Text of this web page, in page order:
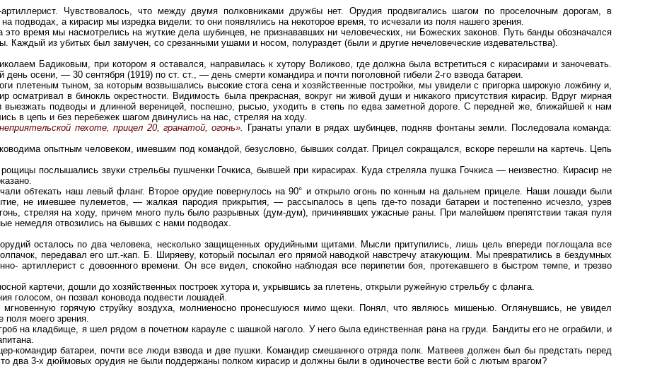
Чувствовалось, что между двумя полковниками дружбы нет. Орудия продвигались шагом по проселочным дорогам, в
подводах, а кирасир мы изредка видели: то они появлялись на некоторое время, то исчезали из поля нашего зрения.
время мы насмотрелись на жуткие дела шубинцев, не признававших ни человеческих, ни Божеских законов. Путь банды обозначался
Каждый из убитых был замучен, со срезанными ушами и носом, полураздет (были и другие нечеловеческие издевательства).
Бадиковым, при котором я оставался, направилась к хутору Воликово, где должна была встретиться с кирасирами и заночевать.
осени, — 30 сентября (1919) по ст. ст., — день смерти командира и почти поголовной гибели 2-го взвода батареи.
плетеным тыном, за которым возвышались высокие стога сена и хозяйственные постройки, мы увидели с пригорка широкую ложбину и,
в бинокль окрестности. Видимость была прекрасная, вокруг ни живой души и никакого присутствия кирасир. Вдруг мирная
выезжать подводы и длинной вереницей, поспешно, рысью, уходить в степь по едва заметной дороге. С передней же, ближайшей к нам
в цепь и без перебежек шагом двинулись на нас, стреляя на ходу.
пехоте, прицел 20, гранатой, огонь».
Гранаты упали в рядах шубинцев, подняв фонтаны земли. Последовала команда:
опытным человеком, имевшим под командой, безусловно, бывших солдат. Прицел сокращался, вскоре перешли на картечь. Цепь
послышались звуки стрельбы пушченки Гочкиса, бывшей при кирасирах. Куда стреляла пушка Гочкиса — неизвестно. Кирасир не
обтекать наш левый фланг. Второе орудие повернулось на 90° и открыло огонь по конным на дальнем прицеле. Наши лошади были
не имевшее пулеметов, — жалкая пародия прикрытия, — рассыпалось в цепь где-то позади батареи и постепенно исчезло, узрев
стреляя на ходу, причем много пуль было разрывных (дум-дум), причинявших ужасные раны. При малейшем препятствии такая пуля
немедля отвозились на бывших с нами подводах.
осталось по два человека, несколько защищенных орудийными щитами. Мысли притупились, лишь цель впереди поглощала все
передавал его шт.-кап. Б. Ширяеву, который посылал его прямой наводкой навстречу атакующим. Мы превратились в бездумных
артиллерист с довоенного времени. Он все видел, спокойно наблюдая все перипетии боя, протекавшего в быстром темпе, и трезво
картечи, дошли до хозяйственных построек хутора и, укрывшись за плетень, открыли ружейную стрельбу с фланга.
голосом, он позвал коновода подвести лошадей.
горячую струйку воздуха, молниеносно пронесшуюся мимо щеки. Понял, что являюсь мишенью. Оглянувшись, не увидел
моего зрения.
на кладбище, я шел рядом в почетном карауле с шашкой наголо. У него была единственная рана на груди. Бандиты его не ограбили, и
командир батареи, почти все люди взвода и две пушки. Командир смешанного отряда полк. Матвеев должен был бы предстать перед
два 3-х дюймовых орудия не были поддержаны полком кирасир и должны были в одиночестве вести бой с лютым врагом?